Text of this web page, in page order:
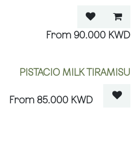
90.000 KWD
PISTACIO MILK TIRAMISU
85.000 KWD